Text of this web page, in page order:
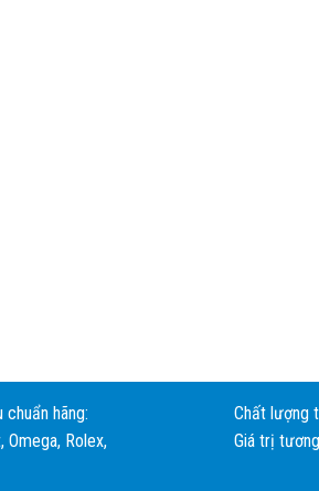
hãng:
Omega, Rolex,
Chất lượng
Giá trị